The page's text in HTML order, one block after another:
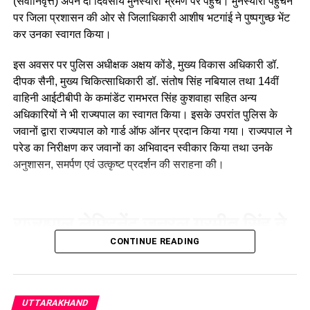
दबोच लिया।
चौंकाने वाला खुलासा:
सामने आया कि आरोपी होशियार
सिंह एक आदतन अपराधी है। वह
साल 2022 में भी एक नाबालिग
के अपहरण और यौन उत्पीड़न के
मामले में जेल की हवा खा चुका
पर बाहर आया था और जेल से
छूटते ही उसने दोबारा इस
खौफनाक वारदात को अंजाम दे
दिया।
पर जिला प्रशासन की ओर से जिलाधिकारी आशीष भटगांई ने पुष्पगुच्छ भेंट
कर उनका स्वागत किया।
इस अवसर पर पुलिस अधीक्षक अक्षय कोंडे, मुख्य विकास अधिकारी डॉ.
दीपक सैनी, मुख्य चिकित्साधिकारी डॉ. संतोष सिंह नबियाल तथा 14वीं
वाहिनी आईटीबीपी के कमांडेंट रामभरत सिंह कुशवाहा सहित अन्य
अधिकारियों ने भी राज्यपाल का स्वागत किया। इसके उपरांत पुलिस के
जवानों द्वारा राज्यपाल को गार्ड ऑफ ऑनर प्रदान किया गया। राज्यपाल ने
परेड का निरीक्षण कर जवानों का अभिवादन स्वीकार किया तथा उनके
अनुशासन, समर्पण एवं उत्कृष्ट प्रदर्शन की सराहना की।
राज्यपाल लेफ्टिनेंट जनरल गुरमीत सिंह ने
नंदा देवी मंदिर में की पूजा
की सुख-समृद्धि की कामना की। इस दौरान उन्होंने क्षेत्र में विकसित पर्यटन
CONTINUE READING
UTTARAKHAND